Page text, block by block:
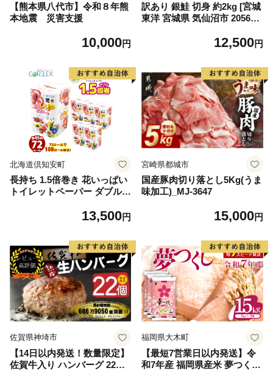
【熊本県八代市】令和８年熊
本地震 災害支援
10,000円
訳あり 銀鮭 切身 約2kg [宮城
東洋 宮城県 気仙沼市 205649
格外 不揃い さけ サケ 鮭切身
切り身 魚 わけあり
12,500円
北海道倶知安町
長持ち 1.5倍巻き 花いっぱい
トイレットペーパー ダブル 4
プリント ハーブ 香り付き 日
品 備蓄 送料無料 北海道 倶知
安町 日用品
13,500円
宮崎県都城市
国産豚肉切り落とし5Kg(うま
味加工)_MJ-3647
15,000円
佐賀県神埼市
【14日以内発送！数量限定】
佐賀牛入り ハンバーグ 22個
福岡県大木町
【最短7営業日以内発送】令
和7年産 福岡県産米 夢つくし